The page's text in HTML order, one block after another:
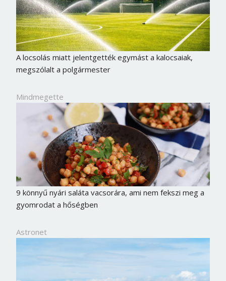
A locsolás miatt jelentgették egymást a kalocsaiak,
megszólalt a polgármester
Mindmegette
9 könnyű nyári saláta vacsorára, ami nem fekszi meg a
gyomrodat a hőségben
Astronet